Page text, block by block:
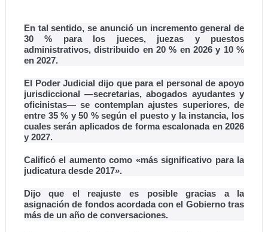
En tal sentido, se anunció un incremento general de
30 % para los jueces, juezas y puestos
administrativos, distribuido en 20 % en 2026 y 10 %
en 2027.
El Poder Judicial dijo que para el personal de apoyo
jurisdiccional —secretarias, abogados ayudantes y
oficinistas— se contemplan ajustes superiores, de
entre 35 % y 50 % según el puesto y la instancia, los
cuales serán aplicados de forma escalonada en 2026
y 2027.
Calificó el aumento como «más significativo para la
judicatura desde 2017».
Dijo que el reajuste es posible gracias a la
asignación de fondos acordada con el Gobierno tras
más de un año de conversaciones.